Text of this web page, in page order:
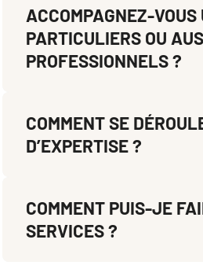
ACCOMPAGNEZ-
PARTICULIERS OU
PROFESSIONNELS ?
COMMENT SE
D’EXPERTISE ?
COMMENT PUIS-JE
SERVICES ?